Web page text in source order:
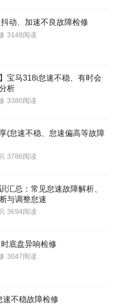
动、加速不良故障检修
3148阅读
宝马318i怠速不稳、有时会
析
3380阅读
(怠速不稳、怠速偏高等故障
3786阅读
汇总：常见怠速故障解析、
与调整怠速
3694阅读
底盘异响检修
3047阅读
速不稳故障检修